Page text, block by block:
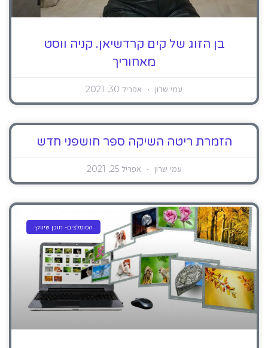
בן הזוג של קים קרדשיאן. קניה ווסט
מאחוריך
עמי שרון אפריל 30, 2021
הזמרת ריטה השיקה ספר חושפני חדש
עמי שרון אפריל 25, 2021
המומלצים- תוכן שיווקי